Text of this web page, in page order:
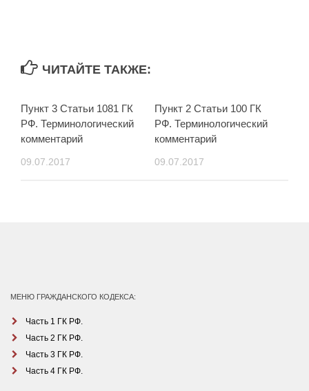
ЧИТАЙТЕ ТАКЖЕ:
Пункт 3 Статьи 1081 ГК
РФ. Терминологический
комментарий
09.07.2017
Пункт 2 Статьи 100 ГК
РФ. Терминологический
комментарий
09.07.2017
МЕНЮ ГРАЖДАНСКОГО КОДЕКСА:
Часть 1 ГК РФ.
Часть 2 ГК РФ.
Часть 3 ГК РФ.
Часть 4 ГК РФ.